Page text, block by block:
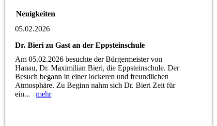
Neuigkeiten
05.02.2026
Dr. Bieri zu Gast an der Eppsteinschule
Am 05.02.2026 besuchte der Bürgermeister von
Hanau, Dr. Maximilian Bieri, die Eppsteinschule. Der
Besuch begann in einer lockeren und freundlichen
Atmosphäre. Zu Beginn nahm sich Dr. Bieri Zeit für
ein...mehr